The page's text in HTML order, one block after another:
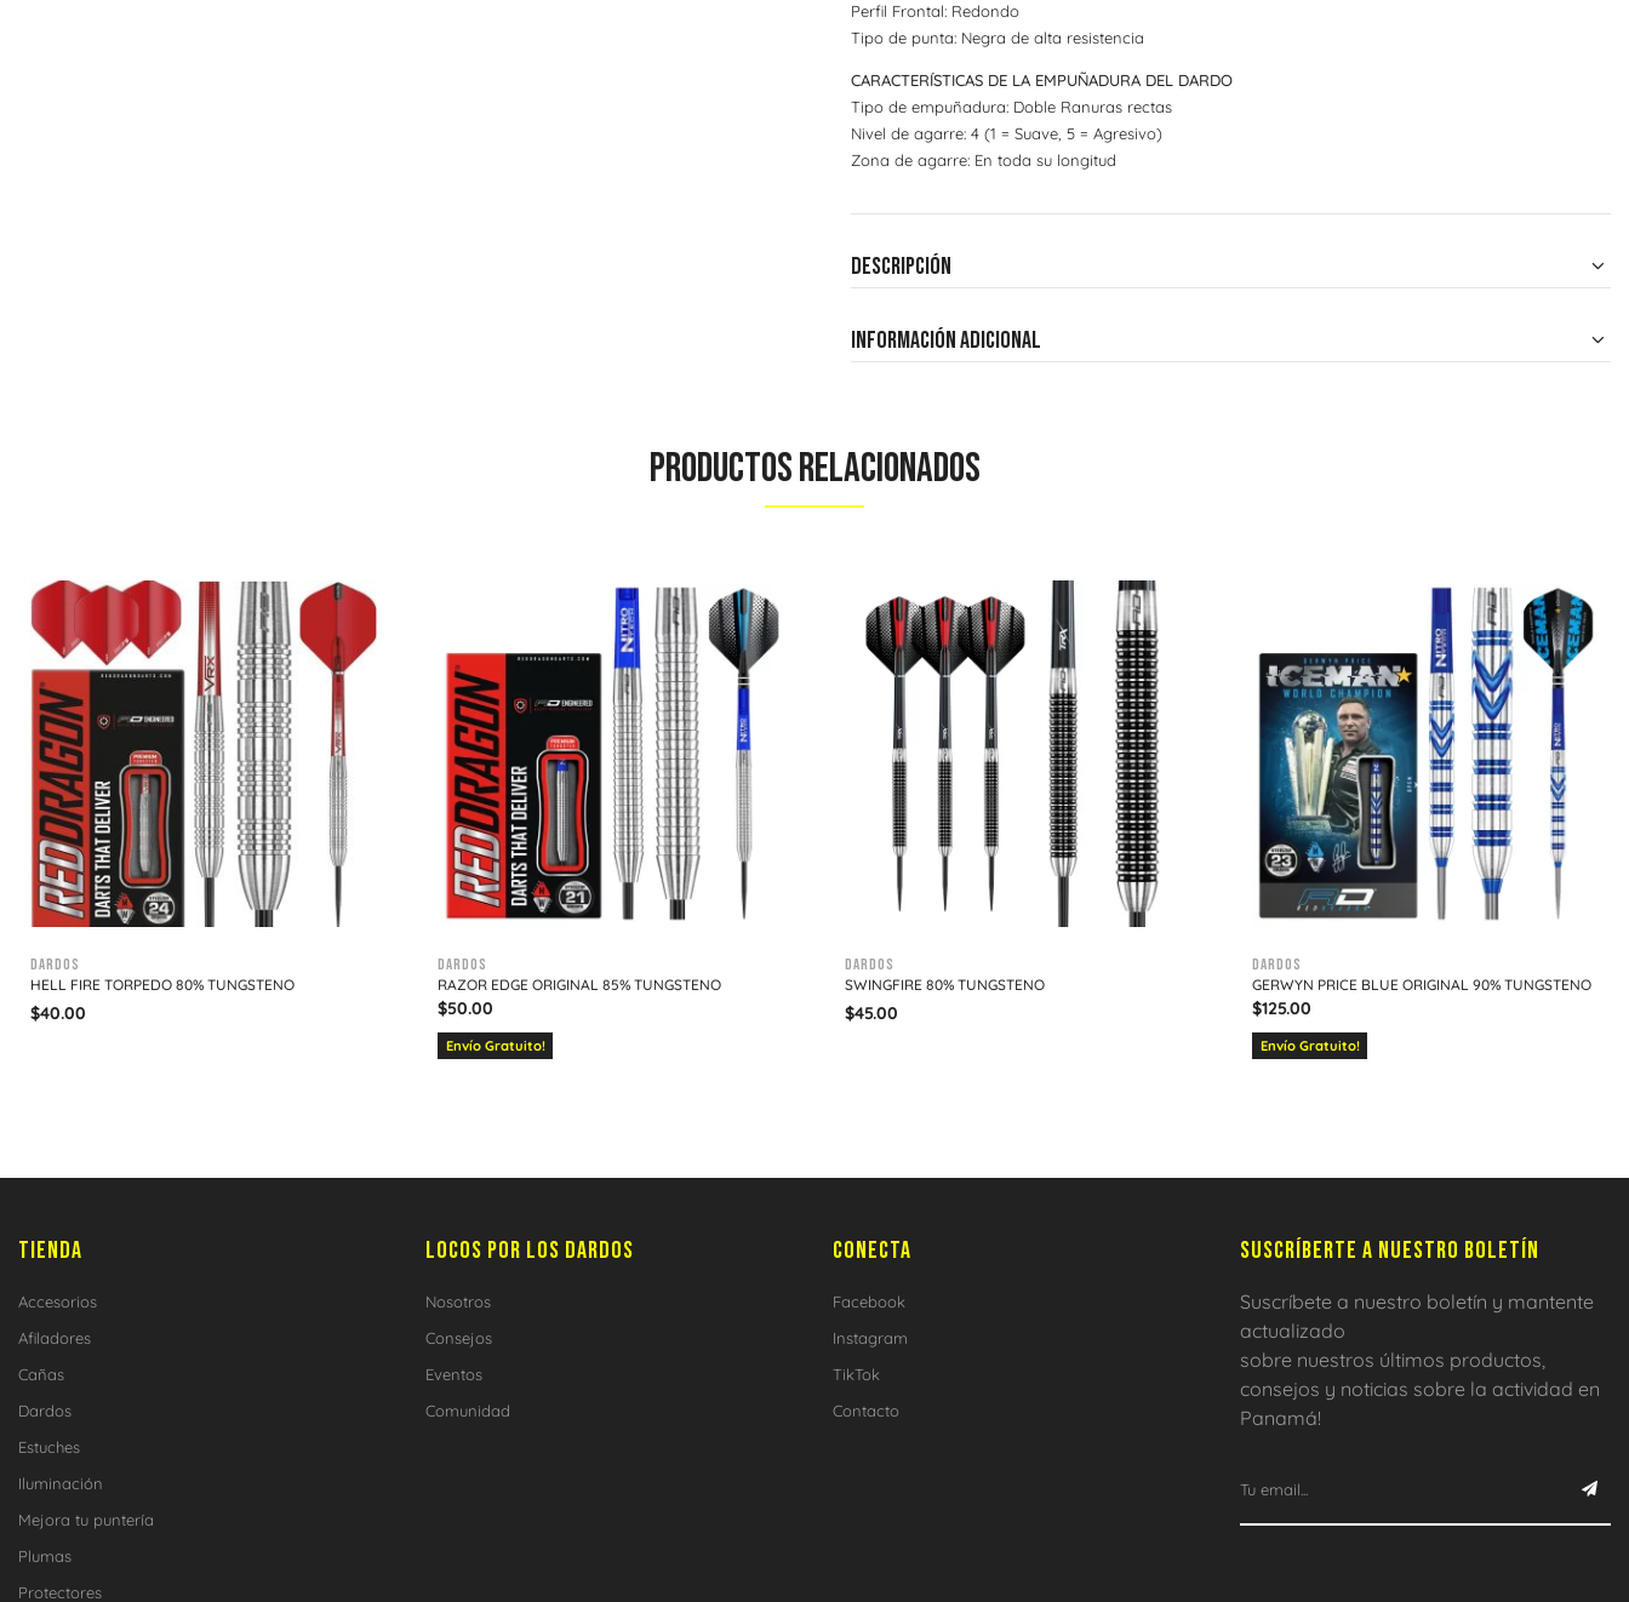
Perfil Frontal: Redondo
Tipo de punta: Negra de alta resistencia
CARACTERÍSTICAS DE LA EMPUÑADURA DEL DARDO
Tipo de empuñadura: Doble Ranuras rectas
Nivel de agarre: 4 (1 = Suave, 5 = Agresivo)
Zona de agarre: En toda su longitud
Descripción
Información adicional
Productos Relacionados
Dardos
HELL FIRE TORPEDO 80% TUNGSTENO
$40.00
Dardos
RAZOR EDGE ORIGINAL 85% TUNGSTENO
$50.00
Envío Gratuito!
Dardos
SWINGFIRE 80% TUNGSTENO
$45.00
Dardos
GERWYN PRICE BLUE ORIGINAL 90% TUNGSTENO
$125.00
Envío Gratuito!
TIENDA
Accesorios
Afiladores
Cañas
Dardos
Estuches
Iluminación
Mejora tu puntería
Plumas
Protectores
LOCOS POR LOS DARDOS
Nosotros
Consejos
Eventos
Comunidad
CONECTA
Facebook
Instagram
TikTok
Contacto
SUSCRÍBERTE A NUESTRO BOLETÍN
Suscríbete a nuestro boletín y mantente
actualizado
sobre nuestros últimos productos,
consejos y noticias sobre la actividad en
Panamá!